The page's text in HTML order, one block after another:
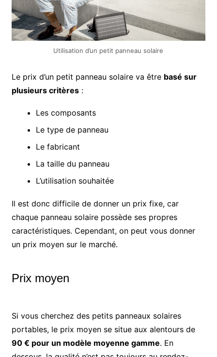
Utilisation d’un petit panneau solaire
Le prix d’un petit panneau solaire va être basé sur
plusieurs critères:
Les composants
Le type de panneau
Le fabricant
La taille du panneau
L’utilisation souhaitée
Il est donc difficile de donner un prix fixe, car
chaque panneau solaire possède ses propres
caractéristiques. Cependant, on peut vous donner
un prix moyen sur le marché.
Prix moyen
Si vous cherchez des petits panneaux solaires
portables, le prix moyen se situe aux alentours de
90 € pour un modèle moyenne gamme. En